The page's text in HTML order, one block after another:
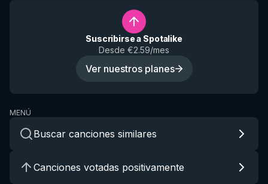
Suscribirse a Spotalike
Desde €2.59/mes
Ver nuestros planes
MENÚ
Buscar canciones similares
Canciones votadas positivamente